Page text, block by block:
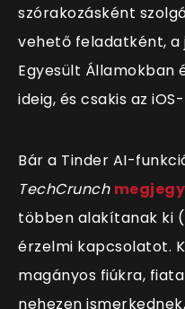
szórakozásként
vehető feladatként, a
Egyesült Államokban
ideig, és csakis az
Bár a Tinder AI-
TechCrunch
többen alakítanak ki
érzelmi kapcsolatot.
magányos fiúkra,
nehezen